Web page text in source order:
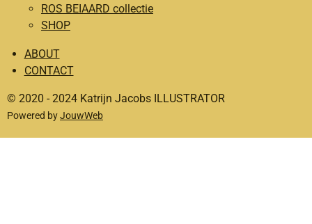
ROS BEIAARD collectie
SHOP
ABOUT
CONTACT
© 2020 - 2024 Katrijn Jacobs ILLUSTRATOR
Powered byJouwWeb